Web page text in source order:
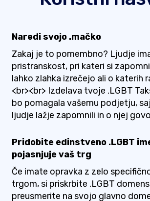
Naredi svojo .mačko
Zakaj je to pomembno? Ljudje
pristranskost, pri kateri si
lahko zlahka izrečejo ali o katerih
<br><br> Izdelava tvoje .LGBT
bo pomagala vašemu podjetju,
ljudje lažje zapomnili in o njej
Pridobite edinstveno .LGBT
pojasnjuje vaš trg
Če imate opravka z zelo
trgom, si priskrbite .LGBT
preusmerite na svojo glavno